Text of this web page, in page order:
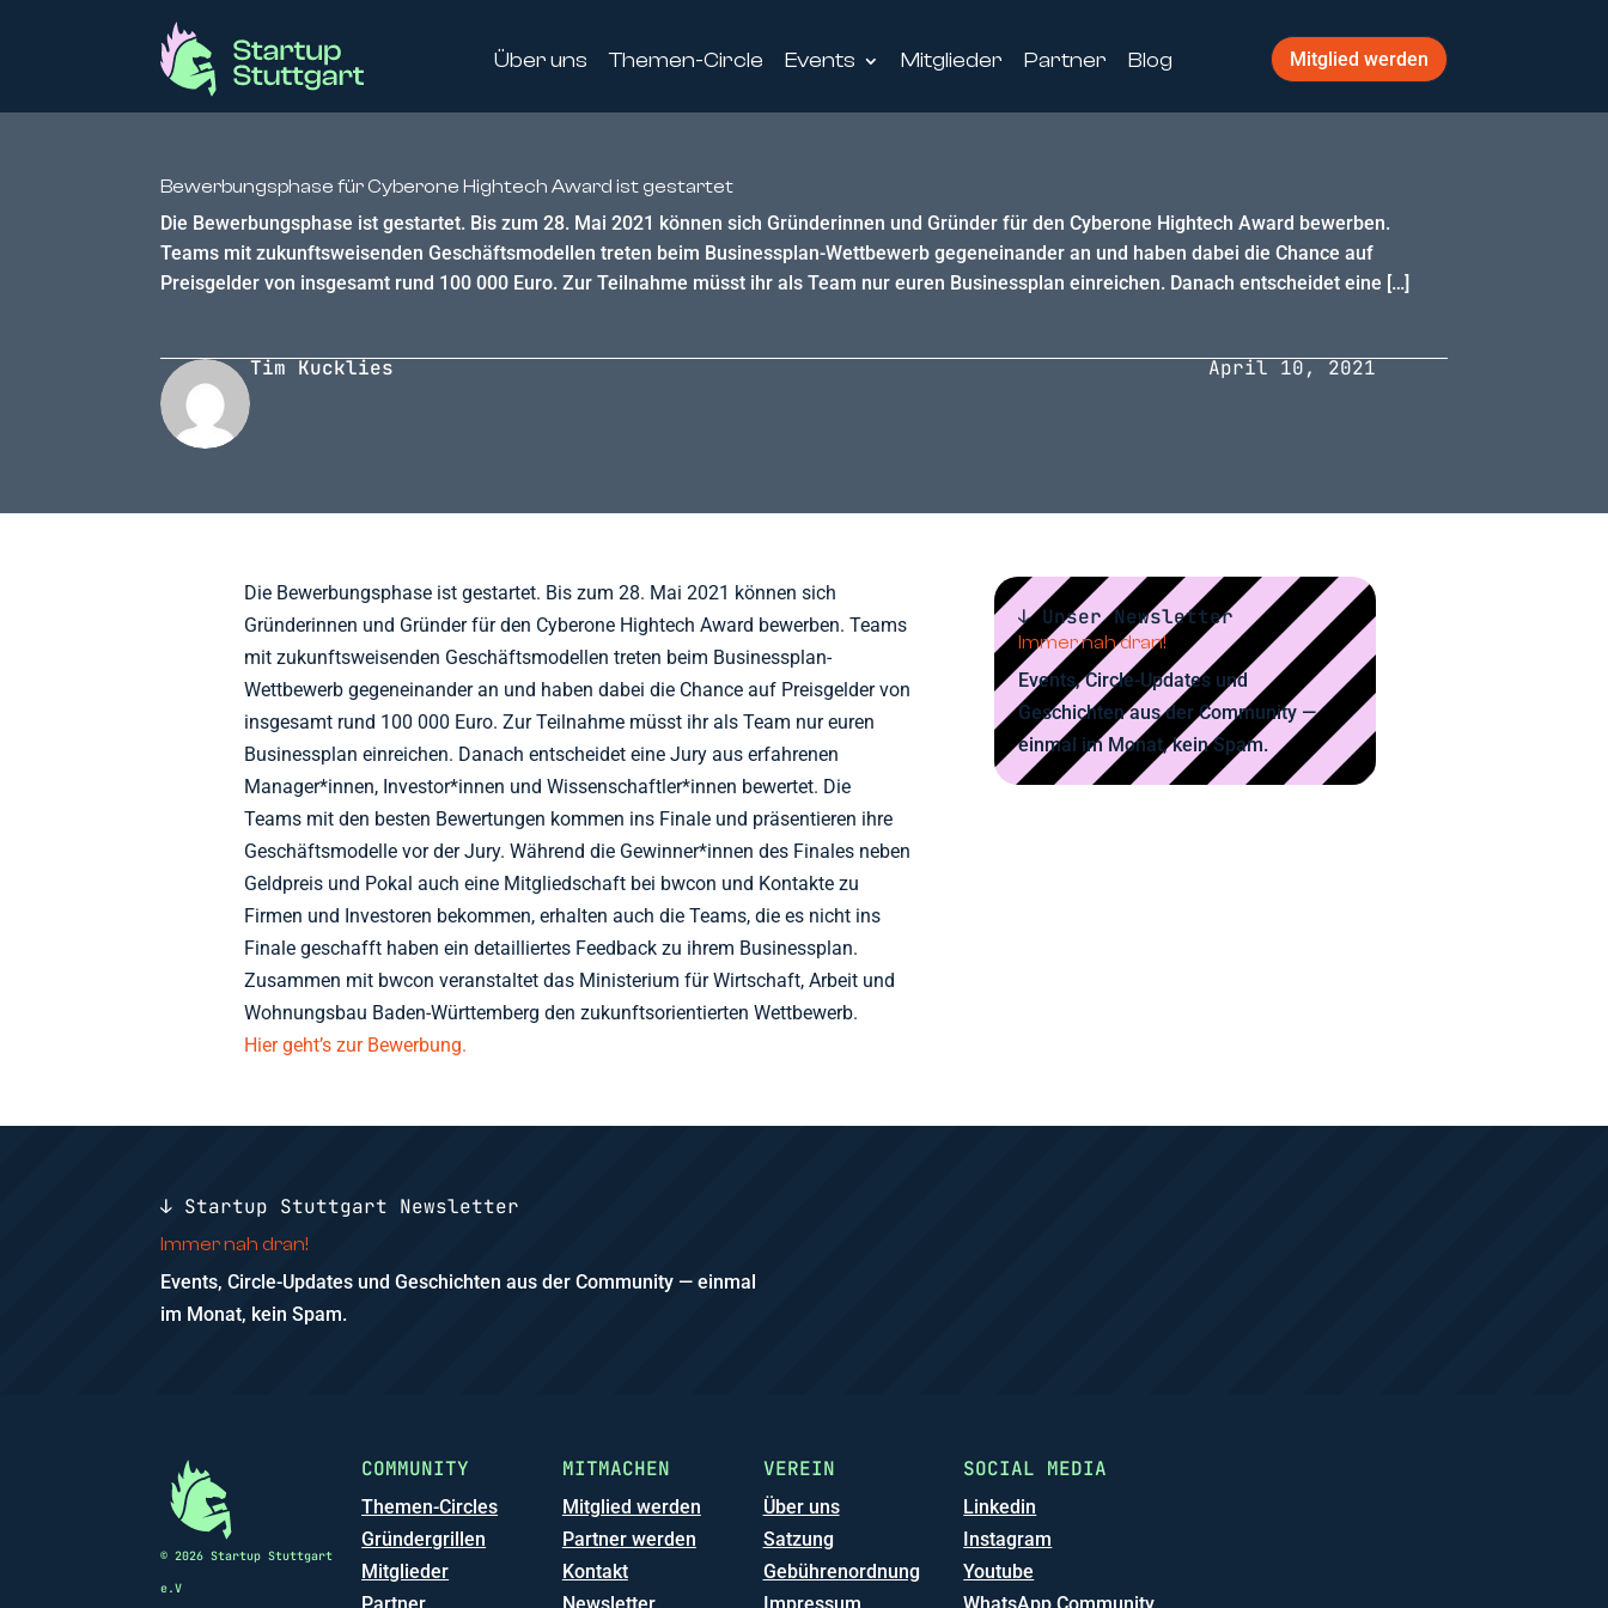
Über uns Themen-Circle Events Mitglieder Partner Blog Mitglied werden
Bewerbungsphase für Cyberone Hightech Award ist gestartet
Die Bewerbungsphase ist gestartet. Bis zum 28. Mai 2021 können sich Gründerinnen und Gründer für den Cyberone Hightech Award bewerben.
Teams mit zukunftsweisenden Geschäftsmodellen treten beim Businessplan-Wettbewerb gegeneinander an und haben dabei die Chance auf
Preisgelder von insgesamt rund 100 000 Euro. Zur Teilnahme müsst ihr als Team nur euren Businessplan einreichen. Danach entscheidet eine […]
Tim Kucklies April 10, 2021
Die Bewerbungsphase ist gestartet. Bis zum 28. Mai 2021 können sich
Gründerinnen und Gründer für den Cyberone Hightech Award bewerben. Teams
mit zukunftsweisenden Geschäftsmodellen treten beim Businessplan-
Wettbewerb gegeneinander an und haben dabei die Chance auf Preisgelder von
insgesamt rund 100 000 Euro. Zur Teilnahme müsst ihr als Team nur euren
Businessplan einreichen. Danach entscheidet eine Jury aus erfahrenen
Manager*innen, Investor*innen und Wissenschaftler*innen bewertet. Die
Teams mit den besten Bewertungen kommen ins Finale und präsentieren ihre
Geschäftsmodelle vor der Jury. Während die Gewinner*innen des Finales neben
Geldpreis und Pokal auch eine Mitgliedschaft bei bwcon und Kontakte zu
Firmen und Investoren bekommen, erhalten auch die Teams, die es nicht ins
Finale geschafft haben ein detailliertes Feedback zu ihrem Businessplan.
Zusammen mit bwcon veranstaltet das Ministerium für Wirtschaft, Arbeit und
Wohnungsbau Baden-Württemberg den zukunftsorientierten Wettbewerb.
Hier geht’s zur Bewerbung.
↓ Unser Newsletter
Immer nah dran!
Events, Circle-Updates und
Geschichten aus der Community —
einmal im Monat, kein Spam.
↓ Startup Stuttgart Newsletter
Immer nah dran!
Events, Circle-Updates und Geschichten aus der Community — einmal
im Monat, kein Spam.
© 2026 Startup Stuttgart
e.V
COMMUNITY
Themen-Circles
Gründergrillen
Mitglieder
MITMACHEN
Mitglied werden
Partner werden
Kontakt
VEREIN
Über uns
Satzung
Gebührenordnung
SOCIAL MEDIA
Linkedin
Instagram
Youtube